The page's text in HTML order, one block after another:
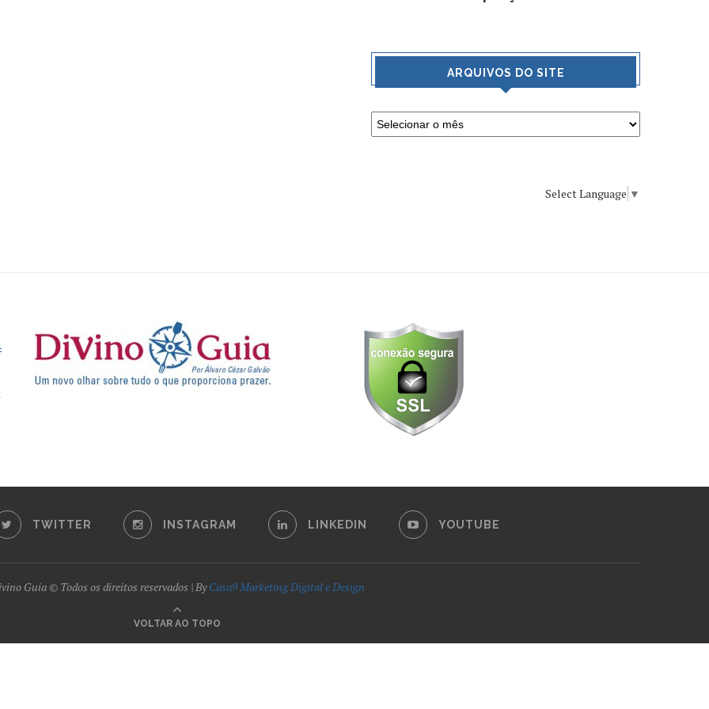
ARQUIVOS DO SITE
Select Language ▼
TWITTER INSTAGRAM LINKEDIN YOUTUBE
Guia © Todos os direitos reservados | ByCasa9 Marketing Digital e Design
VOLTAR AO TOPO